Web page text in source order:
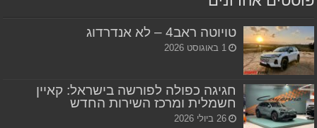
טויוטה ראב4 – לא אנדרדוג
1 באוגוסט 2026
חגיגה כפולה לפורשה בישראל: קאיין
חשמלית ומרכז השירות החדש
26 ביולי 2026